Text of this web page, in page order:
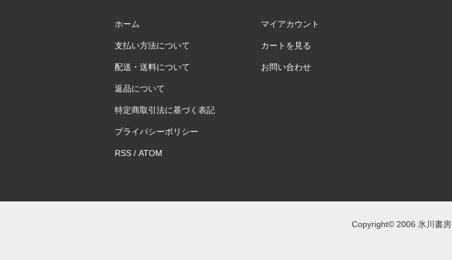
ホーム
支払い方法について
配送・送料について
返品について
特定商取引法に基づく表記
プライバシーポリシー
RSS/ ATOM
マイアカウント
カートを見る
お問い合わせ
Copyright© 2006 氷川書房